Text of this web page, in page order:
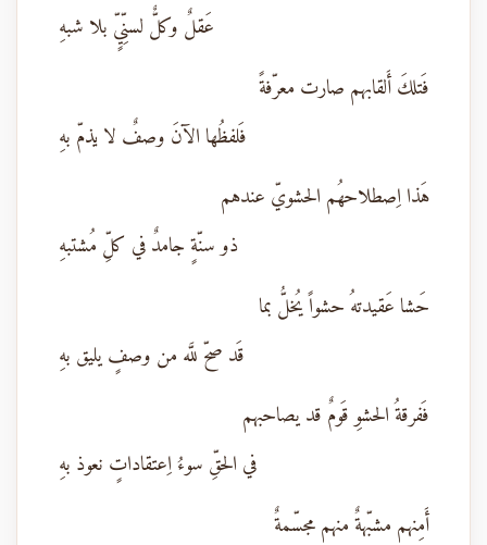
عَقلٌ وكلٌّ لسنِّيٍّ بلا شبهِ
فَتلكَ أَلقابهم صارت معرّفةً
فَلفظُها الآنَ وصفٌ لا يذمّ بهِ
هَذا اِصطلاحهُم الحشويّ عندهم
ذو سنّةٍ جامدٌ في كلِّ مُشتبهِ
حَشا عَقيدتهُ حشواً يُخلُّ بما
قَد صحّ للَّه من وصفٍ يليق بهِ
فَفرقةُ الحشوِ قَومٌ قد يصاحبهم
في الحقِّ سوءُ اِعتقاداتٍ نعوذ بهِ
أَمِنهم مشبّهةٌ منهم مجسّمةٌ